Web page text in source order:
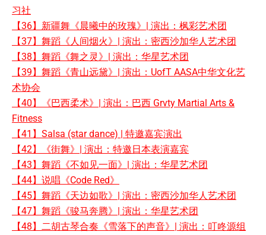
习社
【36】新疆舞《晨曦中的玫瑰》| 演出：枫彩艺术团
【37】舞蹈《人间烟火》| 演出：密西沙加华人艺术团
【38】舞蹈《舞之灵》| 演出：华星艺术团
【39】舞蹈《青山远黛》| 演出：UofT AASA中华文化艺
术协会
【40】《巴西柔术》| 演出：巴西 Grvty Martial Arts &
Fitness
【41】Salsa (star dance) | 特邀嘉宾演出
【42】《街舞》| 演出：特邀日本表演嘉宾
【43】舞蹈《不如见一面》| 演出：华星艺术团
【44】说唱《Code Red》
【45】舞蹈《天边如歌》| 演出：密西沙加华人艺术团
【47】舞蹈《骏马奔腾》| 演出：华星艺术团
【48】二胡古琴合奏《雪落下的声音》| 演出：叮咚源组